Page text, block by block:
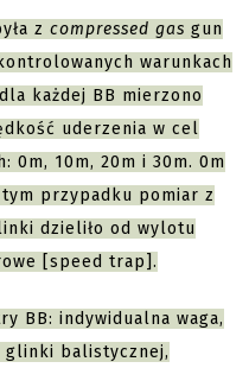
z compressed gas gun
warunkach
każdej BB mierzono
uderzenia w cel
0m, 10m, 20m i 30m. 0m
przypadku pomiar z
dzieliło od wylotu
[speed trap].
BB: indywidualna waga,
glinki balistycznej,